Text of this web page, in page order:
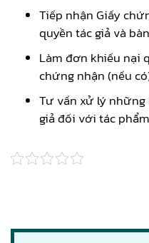
Tiếp nhận Giấy
quyền tác giả và
Làm đơn khiếu nại
chứng nhận (nếu
Tư vấn xử lý những
giả đối với tác